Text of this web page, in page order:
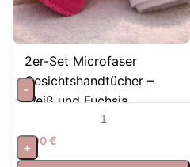
2er-Set Microfaser
Gesichtshandtücher –
Weiß und Fuchsia,...
Ideal zum sanften abtrocknen
7,90€
-
+